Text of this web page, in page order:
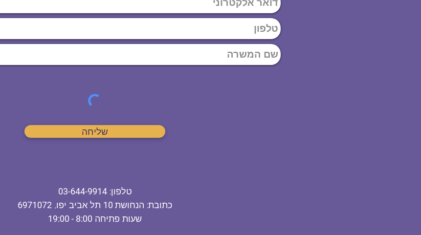
טלפון:
03-644-9914
כתובת: הנחושת תל אביב יפו, 6971072
שעות פתיחה 8:00 - 19:00
שליחה